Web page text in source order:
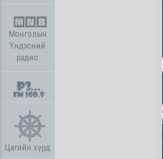
Монголын
Үндэсний
радио
Цагийн хүрд